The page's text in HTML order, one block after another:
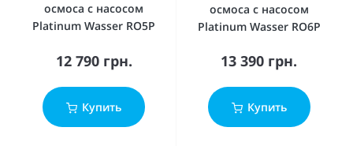
осмоса с насосом
Platinum Wasser RO5P
12 790 грн.
Купить
осмоса с насосом
Platinum Wasser RO6P
13 390 грн.
Купить